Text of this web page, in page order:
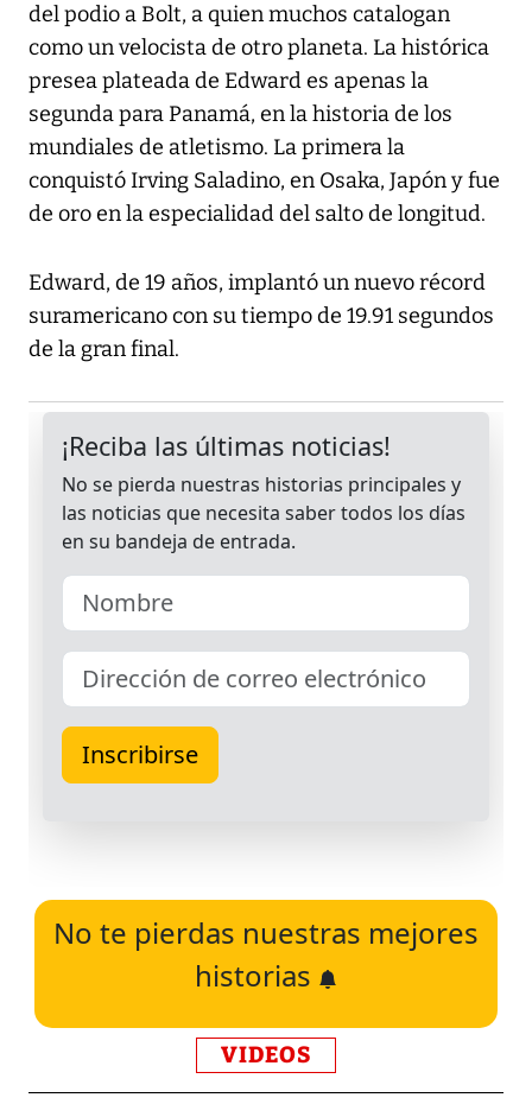
del podio a Bolt, a quien muchos catalogan
como un velocista de otro planeta. La histórica
presea plateada de Edward es apenas la
segunda para Panamá, en la historia de los
mundiales de atletismo. La primera la
conquistó Irving Saladino, en Osaka, Japón y fue
de oro en la especialidad del salto de longitud.
Edward, de 19 años, implantó un nuevo récord
suramericano con su tiempo de 19.91 segundos
de la gran final.
No te pierdas nuestras mejores
historias
VIDEOS